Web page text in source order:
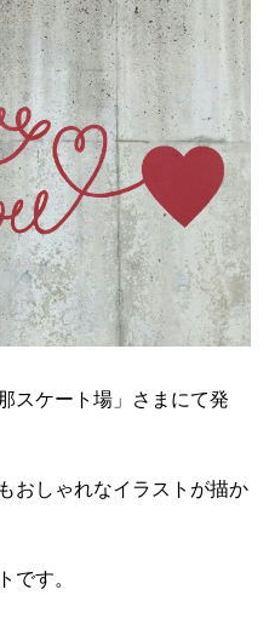
スケート場」さまにて発
おしゃれなイラストが描か
です。